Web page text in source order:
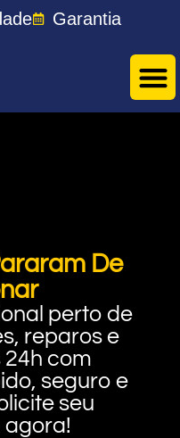
Garantia
De
perto de
reparos e
com
seguro e
seu